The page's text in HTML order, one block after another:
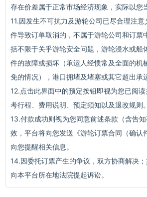
存在价差属于正常市场经济现象，实际以您
11.因发生不可抗力及游轮公司已尽合理注
件导致订单取消的，不属于游轮公司和订票
括不限于关乎游轮安全问题，游轮浸水或船
件的故障或损坏（承运人经惯常及全面的机
免的情况），港口拥堵及堵塞或其它超出承
12.点击此界面中的预定按钮即视为您已阅
考行程、费用说明、预定须知以及退改规则。
13.付款成功则视为您同意前述条款（含告
效，平台将向您发送《游轮订票合同（确认
向您提醒相关信息。
14.因委托订票产生的争议，双方协商解决
向本平台所在地法院提起诉讼。